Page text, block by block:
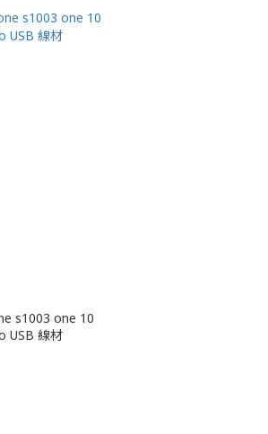
s1003 one 10
USB 線材